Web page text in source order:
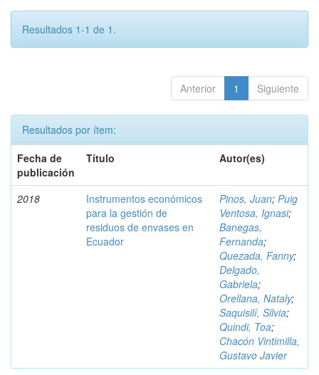
Resultados 1-1 de 1.
Anterior 1 Siguiente
Resultados por ítem:
Fecha de
publicación
Título Autor(es)
2018
Instrumentos económicos
para la gestión de
residuos de envases en
Ecuador
Pinos, Juan; Puig
Ventosa, Ignasi;
Banegas,
Fernanda;
Quezada, Fanny;
Delgado,
Gabriela;
Orellana, Nataly;
Saquisilí, Silvia;
Quindi, Toa;
Chacón Vintimilla,
Gustavo Javier